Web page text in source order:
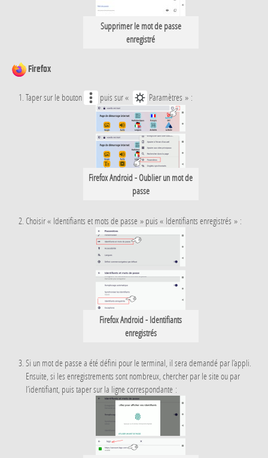
Supprimer le mot de passe
enregistré
Firefox
Taper sur le bouton puis sur « Paramètres » :
Firefox Android - Oublier un mot de
passe
Choisir « Identifiants et mots de passe » puis « Identifiants enregistrés » :
Firefox Android - Identifiants
enregistrés
Si un mot de passe a été défini pour le terminal, il sera demandé par l’appli.
Ensuite, si les enregistrements sont nombreux, chercher par le site ou par
l’identifiant, puis taper sur la ligne correspondante :